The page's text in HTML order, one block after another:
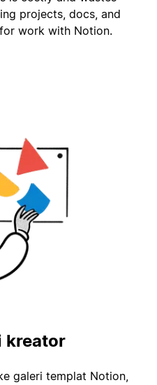
projects, docs, and
work with Notion.
kreator
galeri templat Notion,